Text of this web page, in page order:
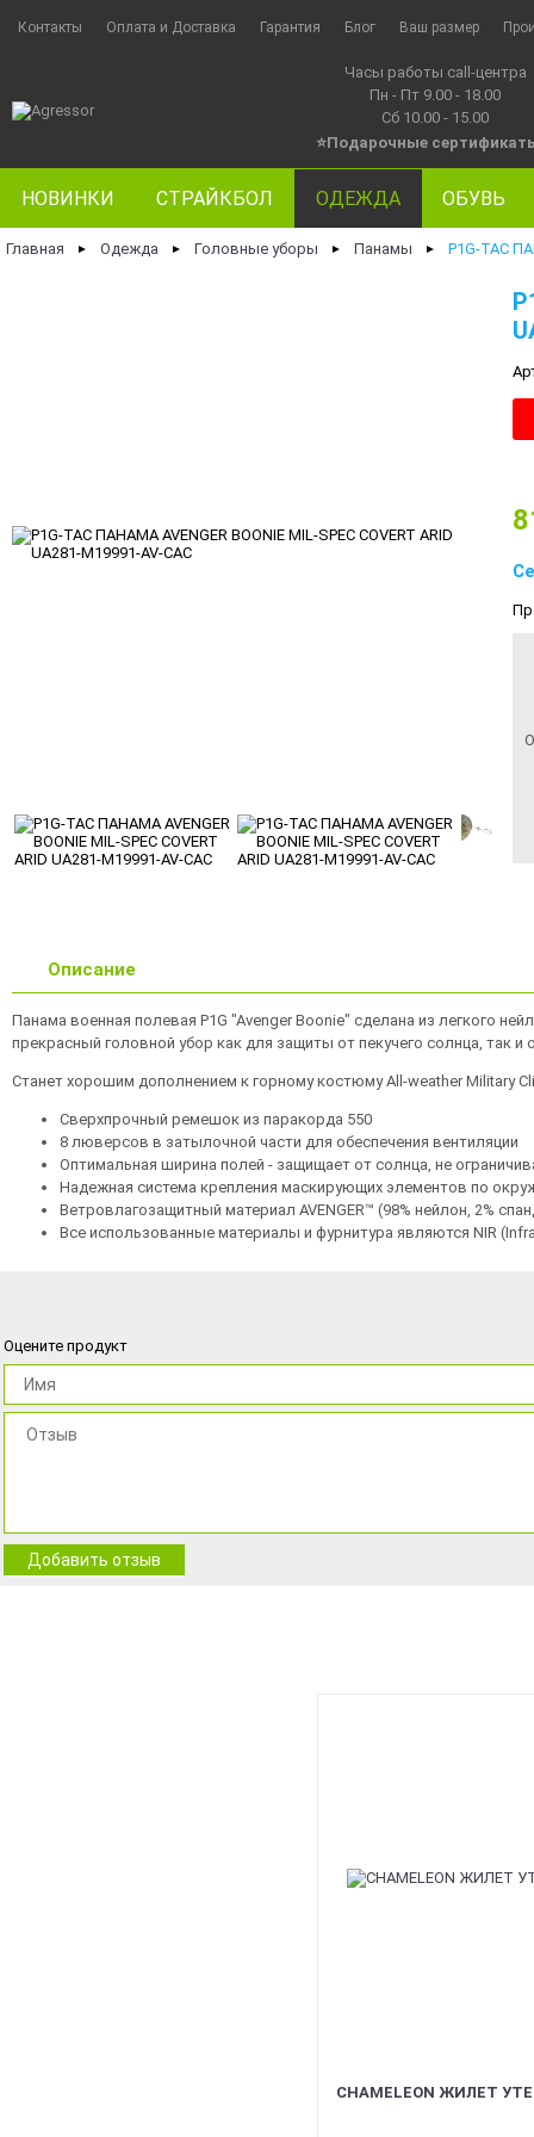
Контакты Оплата и Доставка Гарантия Блог Ваш размер
Часы работы call-центра
Пн - Пт 9.00 - 18.00
Сб 10.00 - 15.00
⭐Подарочные
НОВИНКИ СТРАЙКБОЛ ОДЕЖДА ОБУВЬ
Главная ► Одежда ► Головные уборы ► Панамы ► P1G-TAC
Описание
Панама военная полевая P1G "Avenger Boonie" сделана из легкого
прекрасный головной убор как для защиты от пекучего солнца, так
Станет хорошим дополнением к горному костюму All-weather Military
Сверхпрочный ремешок из паракорда 550
8 люверсов в затылочной части для обеспечения вентиляции
Оптимальная ширина полей - защищает от солнца, не
Надежная система крепления маскирующих элементов по
Ветровлагозащитный материал AVENGER™ (98% нейлон, 2%
Все использованные материалы и фурнитура являются NIR
Оцените продукт
Добавить отзыв
CHAMELEON ЖИЛЕТ